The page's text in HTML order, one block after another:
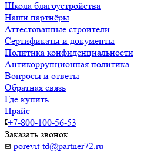
Школа благоустройства
Наши партнёры
Аттестованные строители
Сертификаты и документы
Политика конфиденциальности
Антикоррупционная политика
Вопросы и ответы
Обратная связь
Где купить
Прайс
+7-800-100-56-53
Заказать звонок
porevit-td@partner72.ru